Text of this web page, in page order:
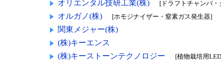
オリエンタル技研工業(株)
[ドラフトチャンバ
オルガノ(株) [ホモジナイザー・窒素ガス発生器]
関東メジャー(株)
(株)キーエンス
(株)キーストーンテクノロジー
[植物栽培用